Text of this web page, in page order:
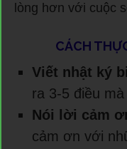
lòng hơn với cuộc
CÁCH
Viết nhật ký
ra 3-5 điều
Nói lời cảm
cảm ơn với